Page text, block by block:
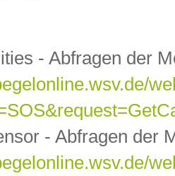
- Abfragen der
- Abfragen der